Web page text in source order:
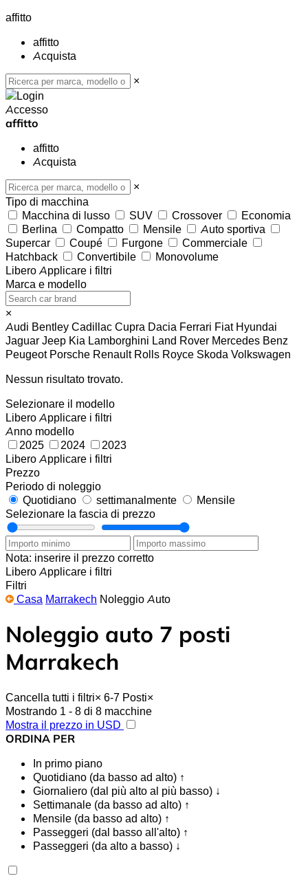
affitto
affitto
Acquista
×
Accesso
affitto
affitto
Acquista
×
Tipo di macchina
Macchina di lusso
SUV Crossover
Economia
Berlina
Compatto Mensile
Auto sportiva
Supercar
Coupé Furgone
Commerciale
Hatchback
Convertibile
Monovolume
Libero Applicare i filtri
Marca e modello
×
Audi Bentley Cadillac Cupra Dacia Ferrari Fiat Hyundai
Jaguar Jeep Kia Lamborghini Land Rover Mercedes Benz
Peugeot Porsche Renault Rolls Royce Skoda Volkswagen
Nessun risultato trovato.
Selezionare il modello
Libero Applicare i filtri
Anno modello
2025
2024
2023
Libero Applicare i filtri
Prezzo
Periodo di noleggio
Quotidiano
settimanalmente
Mensile
Selezionare la fascia di prezzo
Nota: inserire il prezzo corretto
Libero Applicare i filtri
Filtri
Casa Marrakech Noleggio Auto
Noleggio auto 7 posti
Marrakech
Cancella tutti i filtri× 6-7 Posti×
Mostrando 1 - 8 di 8 macchine
Mostra il prezzo in USD
ORDINA PER
In primo piano
Quotidiano (da basso ad alto) ↑
Giornaliero (dal più alto al più basso) ↓
Settimanale (da basso ad alto) ↑
Mensile (da basso ad alto) ↑
Passeggeri (dal basso all'alto) ↑
Passeggeri (da alto a basso) ↓